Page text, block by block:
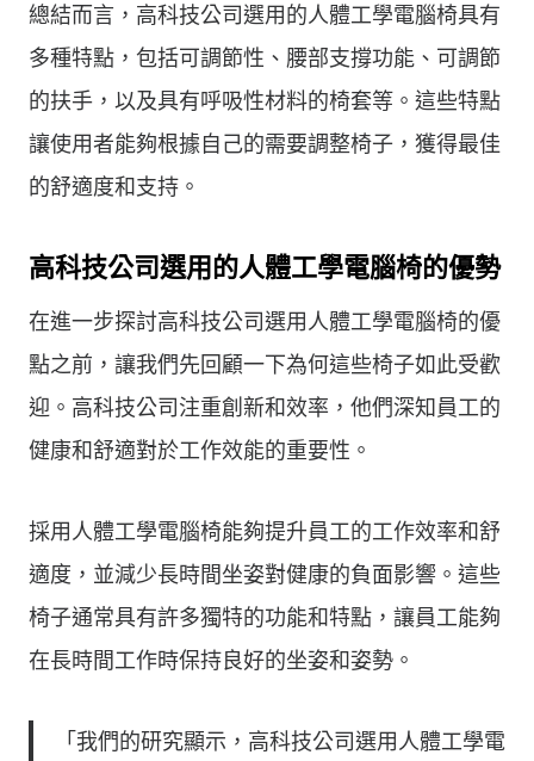
總結而言，高科技公司選用的人體工學電腦椅具有
多種特點，包括可調節性、腰部支撐功能、可調節
的扶手，以及具有呼吸性材料的椅套等。這些特點
讓使用者能夠根據自己的需要調整椅子，獲得最佳
的舒適度和支持。
高科技公司選用的人體工學電腦椅的優勢
在進一步探討高科技公司選用人體工學電腦椅的優
點之前，讓我們先回顧一下為何這些椅子如此受歡
迎。高科技公司注重創新和效率，他們深知員工的
健康和舒適對於工作效能的重要性。
採用人體工學電腦椅能夠提升員工的工作效率和舒
適度，並減少長時間坐姿對健康的負面影響。這些
椅子通常具有許多獨特的功能和特點，讓員工能夠
在長時間工作時保持良好的坐姿和姿勢。
「我們的研究顯示，高科技公司選用人體工學電